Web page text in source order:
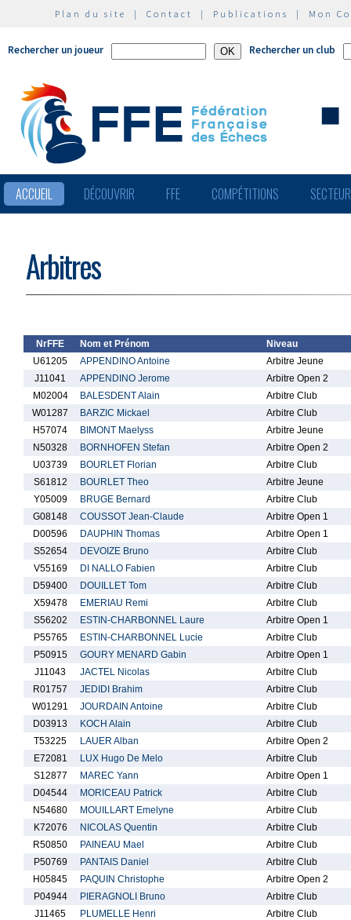
Plan du site | Contact | Publications | Mon
Rechercher un joueur Rechercher un club
ACCUEIL DÉCOUVRIR FFE COMPÉTITIONS
Arbitres
NrFFE Nom et Prénom
Niveau
U61205
APPENDINO Antoine
Arbitre Jeune
J11041
APPENDINO Jerome
Arbitre Open 2
M02004
BALESDENT Alain
Arbitre Club
W01287
BARZIC Mickael
Arbitre Club
H57074
BIMONT Maelyss
Arbitre Jeune
N50328
BORNHOFEN Stefan
Arbitre Open 2
U03739
BOURLET Florian
Arbitre Club
S61812
BOURLET Theo
Arbitre Jeune
Y05009
BRUGE Bernard
Arbitre Club
G08148
COUSSOT Jean-Claude
Arbitre Open 1
D00596
DAUPHIN Thomas
Arbitre Open 1
S52654
DEVOIZE Bruno
Arbitre Club
V55169
DI NALLO Fabien
Arbitre Club
D59400
DOUILLET Tom
Arbitre Club
X59478
EMERIAU Remi
Arbitre Club
S56202
ESTIN-CHARBONNEL Laure
Arbitre Open 1
P55765
ESTIN-CHARBONNEL Lucie
Arbitre Club
P50915
GOURY MENARD Gabin
Arbitre Open 1
J11043
JACTEL Nicolas
Arbitre Club
R01757
JEDIDI Brahim
Arbitre Club
W01291
JOURDAIN Antoine
Arbitre Club
D03913
KOCH Alain
Arbitre Club
T53225
LAUER Alban
Arbitre Open 2
E72081
LUX Hugo De Melo
Arbitre Club
S12877
MAREC Yann
Arbitre Open 1
D04544
MORICEAU Patrick
Arbitre Club
N54680
MOUILLART Emelyne
Arbitre Club
K72076
NICOLAS Quentin
Arbitre Club
R50850
PAINEAU Mael
Arbitre Club
P50769
PANTAIS Daniel
Arbitre Club
H05845
PAQUIN Christophe
Arbitre Open 2
P04944
PIERAGNOLI Bruno
Arbitre Club
J11465
PLUMELLE Henri
Arbitre Club